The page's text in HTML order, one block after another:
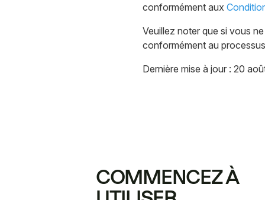
conformément aux
Veuillez noter que si vous
conformément au
Dernière mise à jour : 20
COMMENCEZ À